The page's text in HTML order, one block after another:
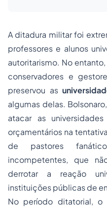
A ditadura militar foi
professores e alunos
autoritarismo. No
conservadores e
preservou as
algumas delas.
atacar as
orçamentários na
de pastores
incompetentes, que
derrotar a reação
instituições públicas de
No período ditatorial, o